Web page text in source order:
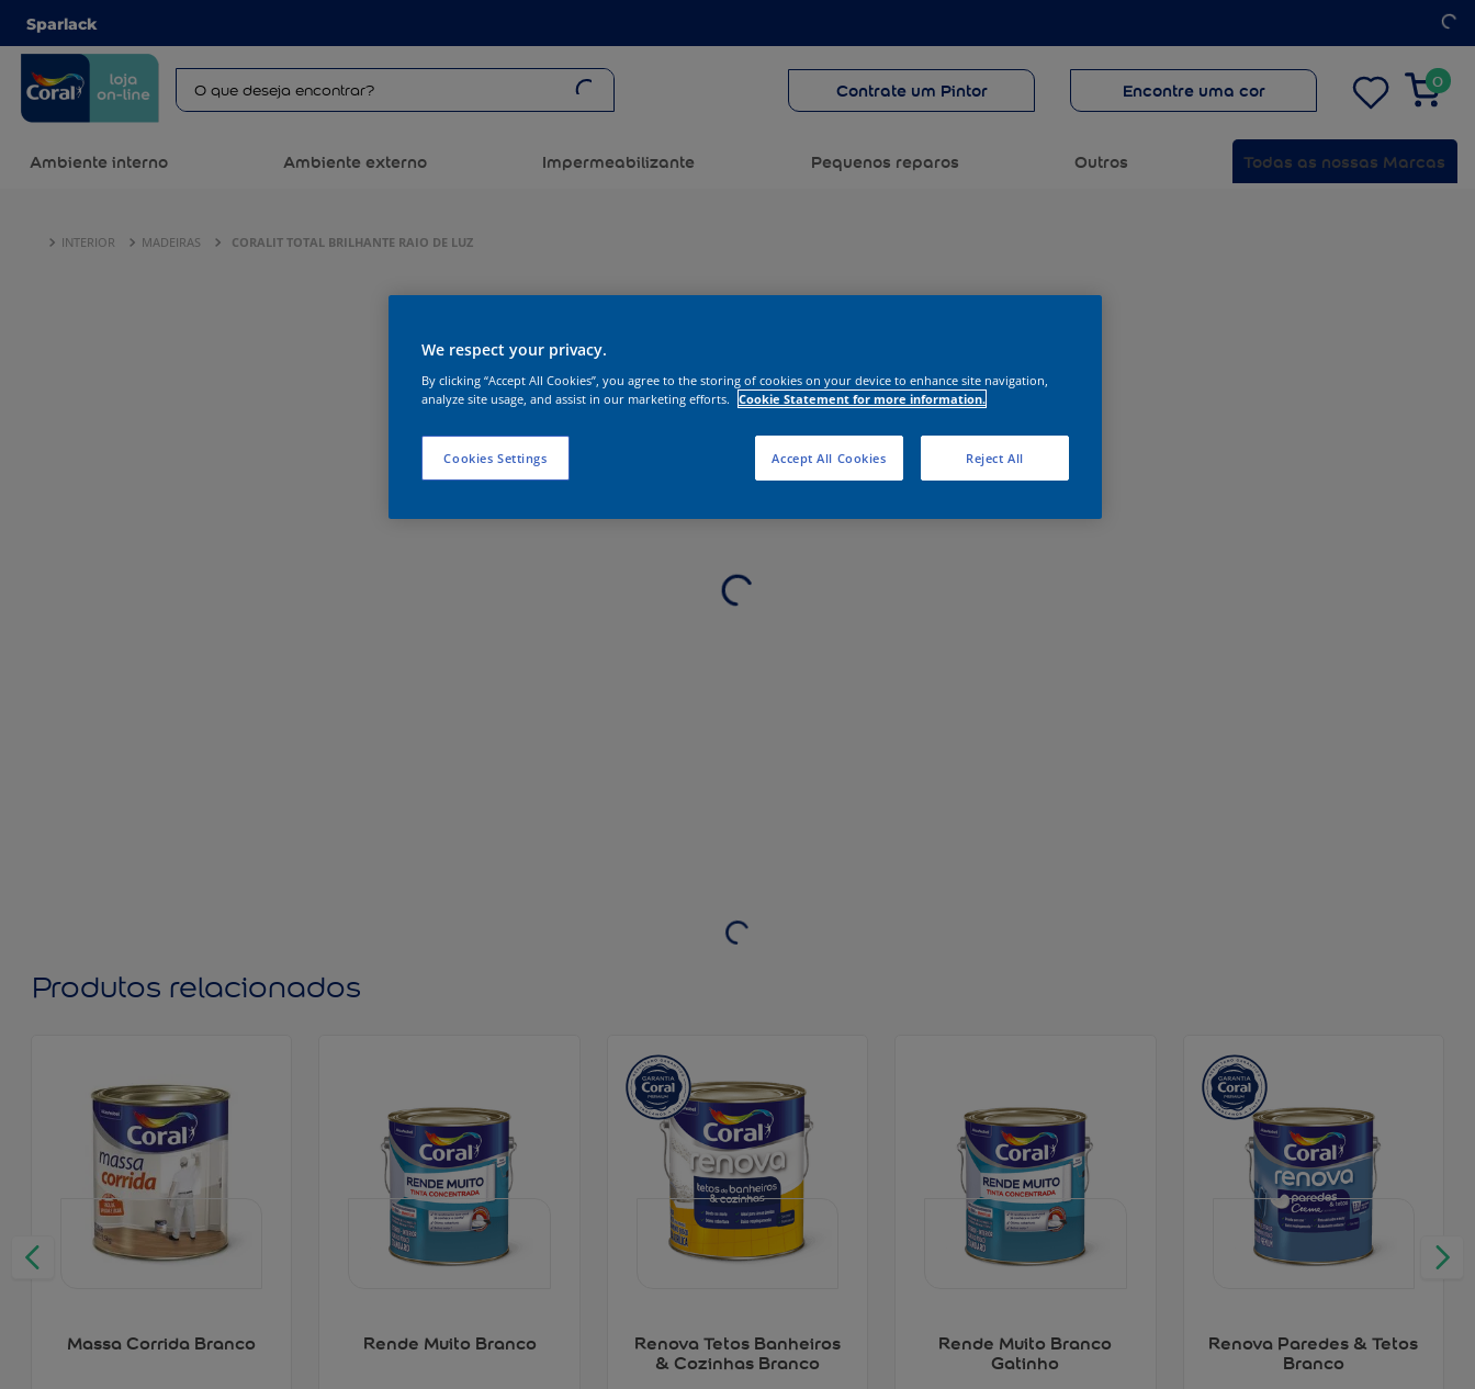
Sparlack
Contrate um Pintor Encontre uma cor 0
Ambiente interno Ambiente externo Impermeabilizante Pequenos reparos Outros Todas as nossas Marcas
INTERIOR MADEIRAS CORALIT TOTAL BRILHANTE RAIO DE LUZ
Produtos relacionados
Massa Corrida Branco Rende Muito Branco Renova Tetos Banheiros
& Cozinhas Branco
Rende Muito Branco
Gatinho
Renova Paredes & Tetos
Branco
We respect your privacy.
By clicking “Accept All Cookies”, you agree to the storing of cookies on your device to enhance site navigation,
analyze site usage, and assist in our marketing efforts. Cookie Statement for more information.
Cookies Settings Reject All
Accept All Cookies